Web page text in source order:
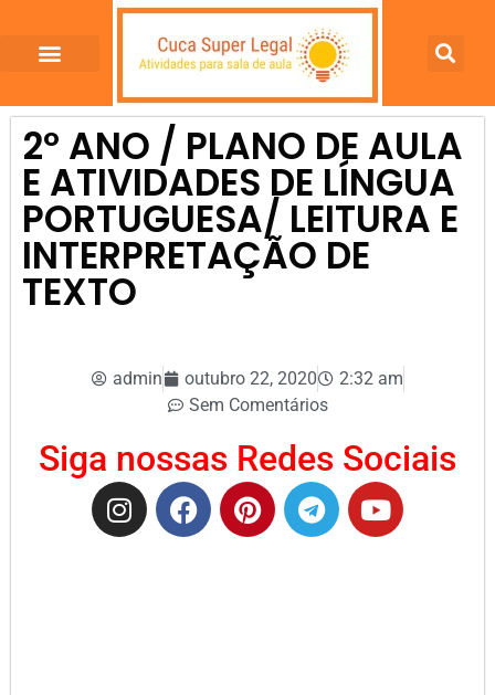
2º ANO / PLANO DE AULA
E ATIVIDADES DE LÍNGUA
PORTUGUESA/ LEITURA E
INTERPRETAÇÃO DE
TEXTO
admin outubro 22, 2020
2:32 am
Sem Comentários
Siga nossas Redes Sociais